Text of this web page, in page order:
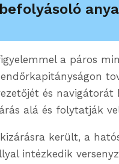
a páros
és navigátorát
alá és folytatják
került, a
intézkedik